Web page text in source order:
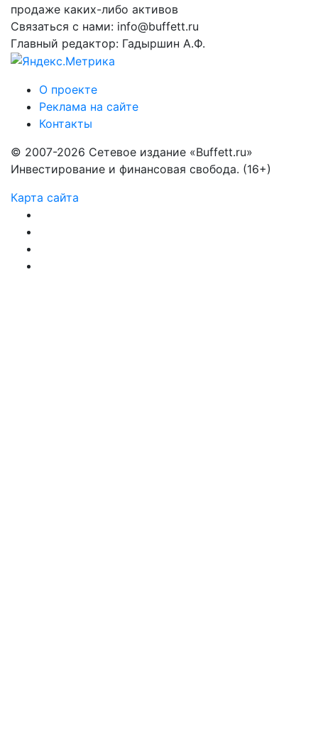
продаже каких-либо активов
Связаться с нами: info@buffett.ru
Главный редактор: Гадыршин А.Ф.
О проекте
Реклама на сайте
Контакты
© 2007-2026 Сетевое издание «Buffett.ru»
Инвестирование и финансовая свобода. (16+)
Карта сайта